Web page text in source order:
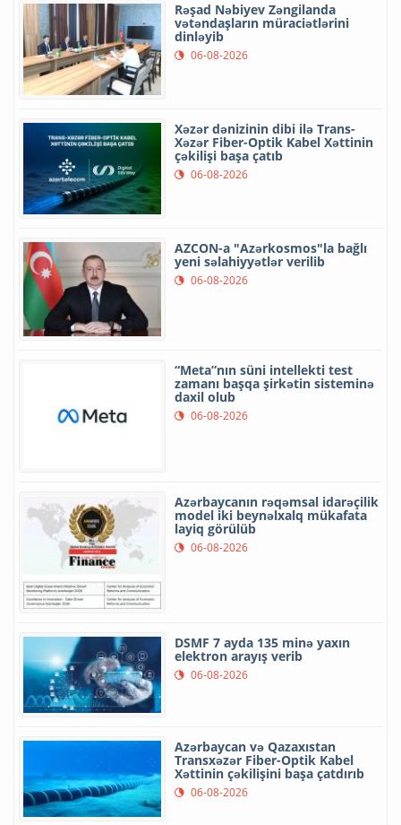
Rəşad Nəbiyev Zəngilanda
vətəndaşların müraciətlərini
dinləyib
06-08-2026
Xəzər dənizinin dibi ilə Trans-
Xəzər Fiber-Optik Kabel Xəttinin
çəkilişi başa çatıb
06-08-2026
AZCON-a "Azərkosmos"la bağlı
yeni səlahiyyətlər verilib
06-08-2026
“Meta”nın süni intellekti test
zamanı başqa şirkətin sisteminə
daxil olub
06-08-2026
Azərbaycanın rəqəmsal idarəçilik
model iki beynəlxalq mükafata
layiq görülüb
06-08-2026
DSMF 7 ayda 135 minə yaxın
elektron arayış verib
06-08-2026
Azərbaycan və Qazaxıstan
Transxəzər Fiber-Optik Kabel
Xəttinin çəkilişini başa çatdırıb
06-08-2026